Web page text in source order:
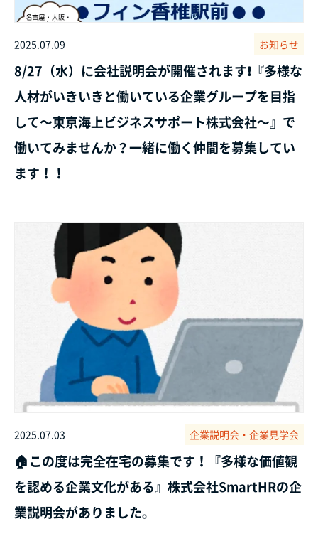
2025.07.09 お知らせ
8/27（水）に会社説明会が開催されます❗『多様な
人材がいきいきと働いている企業グループを目指
して～東京海上ビジネスサポート株式会社～』で
働いてみませんか？一緒に働く仲間を募集してい
ます！！
2025.07.03 企業説明会・企業見学会
🏠この度は完全在宅の募集です！『多様な価値観
を認める企業文化がある』株式会社SmartHRの企
業説明会がありました。